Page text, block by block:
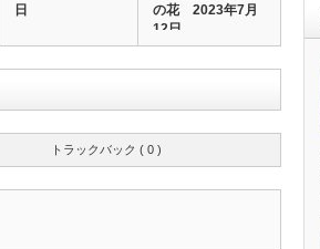
日
の花 2023年7月
12日
トラックバック ( 0 )